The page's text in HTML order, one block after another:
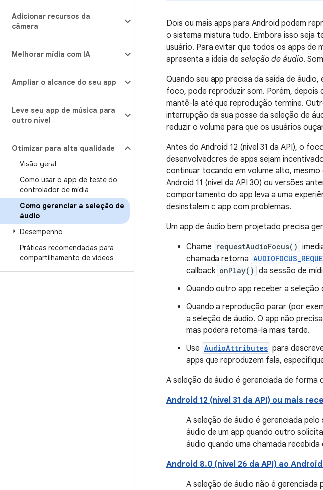
Adicionar recursos da
câmera
Melhorar mídia com IA
Ampliar o alcance do seu app
Leve seu app de música para
outro nível
Otimizar para alta qualidade
Visão geral
Como usar o app de teste do
controlador de mídia
Como gerenciar a seleção de
áudio
Desempenho
Práticas recomendadas para
compartilhamento de vídeos
Dois ou mais apps para Android podem
o sistema mistura tudo. Embora isso seja
usuário. Para evitar que todos os apps de
apresenta a ideia de seleção de áudio.
Quando seu app precisa da saída de
foco, pode reproduzir som. Porém, depois
mantê-la até que reprodução termine.
interrupção da sua posse da seleção de
reduzir o volume para que os usuários
Antes do Android 12 (nível 31 da API), o
desenvolvedores de apps sejam
continuar tocando em volume alto,
Android 11 (nível da API 30) ou versões
comportamento do app leva a uma
desinstalem o app com problemas.
Um app de áudio bem projetado precisa
Chame
requestAudioFocus()
chamada retorna
callback onPlay() da sessão de
Quando outro app receber a seleção
Quando a reprodução parar (por
a seleção de áudio. O app não
mas poderá retomá-la mais tarde.
Use AudioAttributes para
apps que reproduzem fala,
A seleção de áudio é gerenciada de forma
Android 12 (nível 31 da API) ou mais
A seleção de áudio é gerenciada
áudio de um app quando outro
áudio quando uma chamada recebida
Android 8.0 (nível 26 da API) ao Android
A seleção de áudio não é gerenciada